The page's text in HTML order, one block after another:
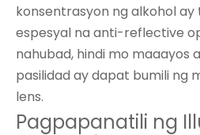
konsentrasyon ng alkohol
espesyal na anti-reflective
nahubad, hindi mo maaayos
pasilidad ay dapat bumili ng
lens.
Pagpapanatili ng